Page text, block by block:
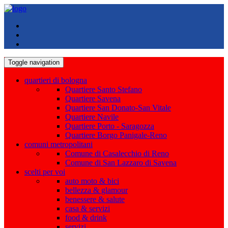
Toggle navigation
quartieri di bologna
Quartiere Santo Stefano
Quartiere Savena
Quartiere San Donato-San Vitale
Quartiere Navile
Quartiere Porto - Saragozza
Quartiere Borgo Panigale-Reno
comuni metropolitani
Comune di Casalecchio di Reno
Comune di San Lazzaro di Savena
scelti per voi
auto moto & bici
bellezza & glamour
benessere & salute
casa & servizi
food & drink